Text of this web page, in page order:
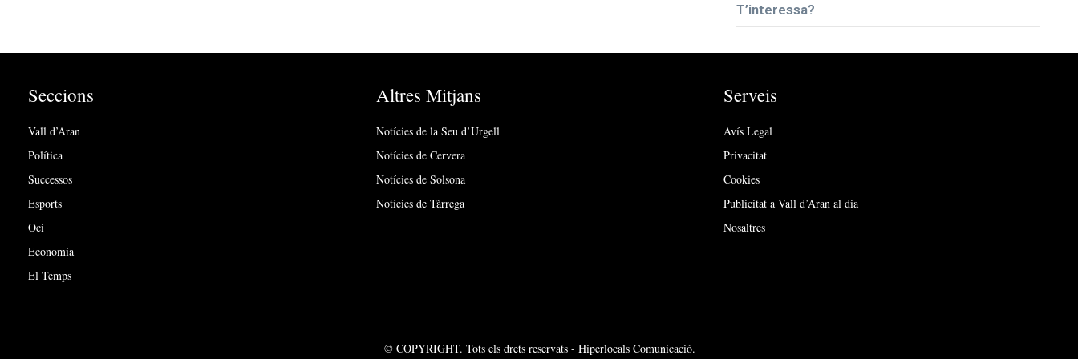
T’interessa?
Seccions
Vall d’Aran
Política
Successos
Esports
Oci
Economia
El Temps
Altres Mitjans
Notícies de la Seu d’Urgell
Notícies de Cervera
Notícies de Solsona
Notícies de Tàrrega
Serveis
Avís Legal
Privacitat
Cookies
Publicitat a Vall d’Aran al dia
Nosaltres
© COPYRIGHT. Tots els drets reservats - Hiperlocals Comunicació.